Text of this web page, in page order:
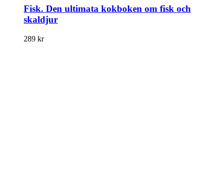
Fisk. Den ultimata kokboken om fisk och
skaldjur
289 kr